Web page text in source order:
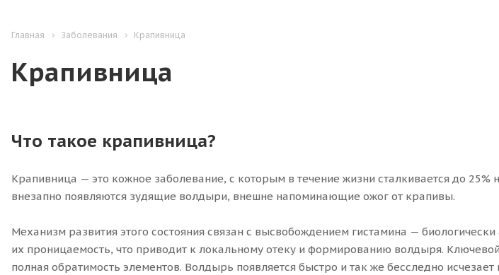
Главная Заболевания Крапивница
Крапивница
Что такое крапивница?
Крапивница — это кожное заболевание, с которым в течение жизни сталкивается до
внезапно появляются зудящие волдыри, внешне напоминающие ожог от крапивы.
Механизм развития этого состояния связан с высвобождением гистамина —
их проницаемость, что приводит к локальному отеку и формированию волдыря.
полная обратимость элементов. Волдырь появляется быстро и так же бесследно